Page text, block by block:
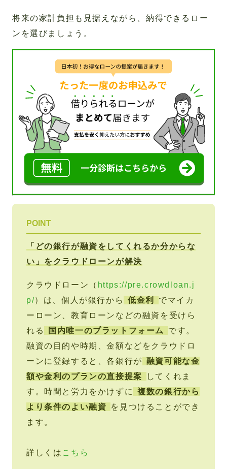
将来の家計負担も見据えながら、納得できるロー
ンを選びましょう。
POINT
「どの銀行が融資をしてくれるか分からな
い」をクラウドローンが解決
クラウドローン（ https://pre.crowdloan.j
p/）は、個人が銀行から 低金利
でマイカ
ーローン、教育ローンなどの融資を受けら
れる
国内唯一のプラットフォーム
です。
融資の目的や時期、金額などをクラウドロ
ーンに登録すると、各銀行が 融資可能な金
額や金利のプランの直接提案
してくれま
す。時間と労力をかけずに
複数の銀行から
より条件のよい融資
を見つけることができ
ます。
詳しくは こちら